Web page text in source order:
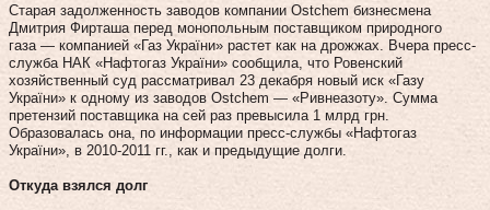
Старая задолженность заводов компании Ostchem бизнесмена
Дмитрия Фирташа перед монопольным поставщиком природного
газа — компанией «Газ України» растет как на дрожжах. Вчера пресс-
служба НАК «Нафтогаз України» сообщила, что Ровенский
хозяйственный суд рассматривал 23 декабря новый иск «Газу
України» к одному из заводов Ostchem — «Ривнеазоту». Сумма
претензий поставщика на сей раз превысила 1 млрд грн.
Образовалась она, по информации пресс-службы «Нафтогаз
України», в 2010‑2011 гг., как и предыдущие долги.
Откуда взялся долг